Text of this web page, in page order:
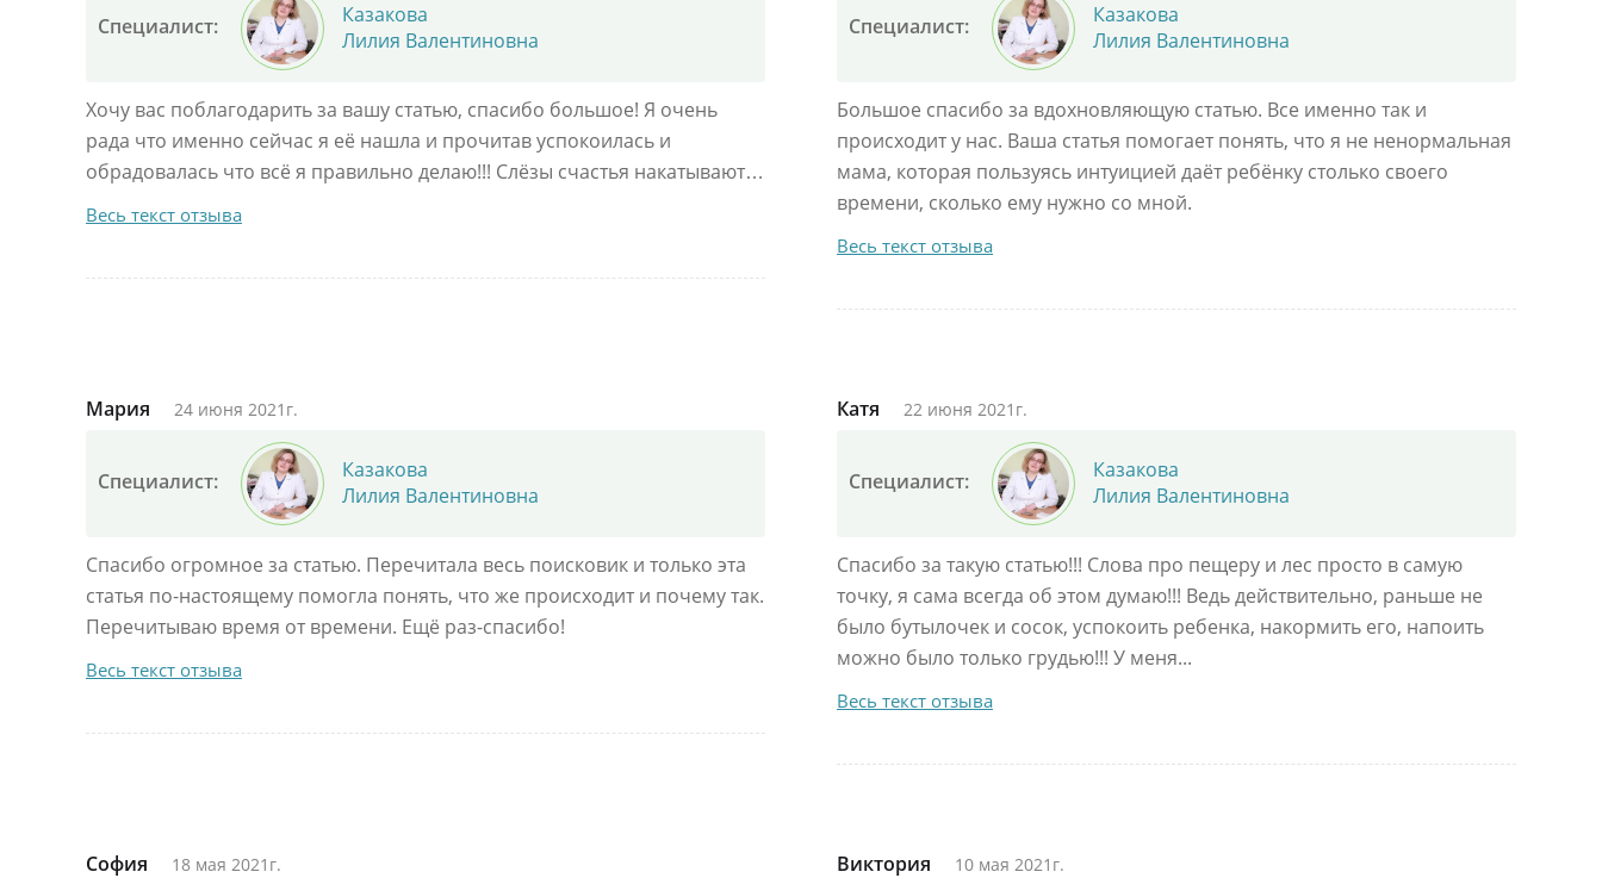
Специалист:
Казакова
Лилия Валентиновна
Хочу вас поблагодарить за вашу статью, спасибо большое! Я очень
рада что именно сейчас я её нашла и прочитав успокоилась и
обрадовалась что всё я правильно делаю!!! Слёзы счастья накатывают…
Весь текст отзыва
Специалист:
Казакова
Лилия Валентиновна
Большое спасибо за вдохновляющую статью. Все именно так и
происходит у нас. Ваша статья помогает понять, что я не ненормальная
мама, которая пользуясь интуицией даёт ребёнку столько своего
времени, сколько ему нужно со мной.
Весь текст отзыва
Мария 24 июня 2021г.
Специалист:
Казакова
Лилия Валентиновна
Спасибо огромное за статью. Перечитала весь поисковик и только эта
статья по-настоящему помогла понять, что же происходит и почему так.
Перечитываю время от времени. Ещё раз-спасибо!
Весь текст отзыва
Катя 22 июня 2021г.
Специалист:
Казакова
Лилия Валентиновна
Спасибо за такую статью!!! Слова про пещеру и лес просто в самую
точку, я сама всегда об этом думаю!!! Ведь действительно, раньше не
было бутылочек и сосок, успокоить ребенка, накормить его, напоить
можно было только грудью!!! У меня...
Весь текст отзыва
София 18 мая 2021г. Виктория 10 мая 2021г.